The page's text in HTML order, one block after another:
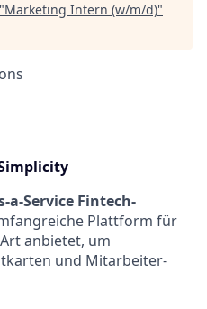
Marketing Intern (w/m/d)"
a-Service Fintech-
Plattform für
anbietet, um
und Mitarbeiter-